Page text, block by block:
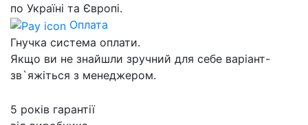
по Україні та Європі.
Оплата
Гнучка система оплати.
Якщо ви не знайшли зручний для себе варіант-
зв`яжіться з менеджером.
5 років гарантії